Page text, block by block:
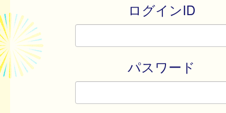
ログインID
パスワード